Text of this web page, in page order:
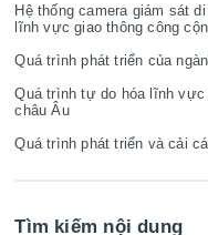
Hệ thống camera giám sát
lĩnh vực giao thông công
Quá trình phát triển của
Quá trình tự do hóa lĩnh
châu Âu
Quá trình phát triển và cải
Tìm kiếm nội dung